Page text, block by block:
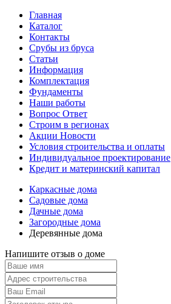
Главная
Каталог
Контакты
Срубы из бруса
Статьи
Информация
Комплектация
Фундаменты
Наши работы
Вопрос Ответ
Строим в регионах
Акции Новости
Условия строительства и оплаты
Индивидуальное проектирование
Кредит и материнский капитал
Каркасные дома
Садовые дома
Дачные дома
Загородные дома
Деревянные дома
Напишите отзыв о доме